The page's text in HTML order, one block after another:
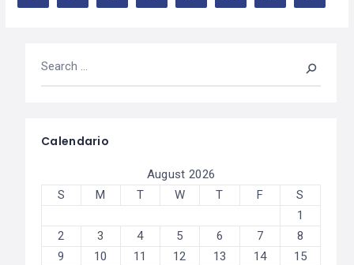
Calendario
August 2026
S
M T W T F
S
1
2
3 4 5 6 7
8
9
10 11 12 13 14
15